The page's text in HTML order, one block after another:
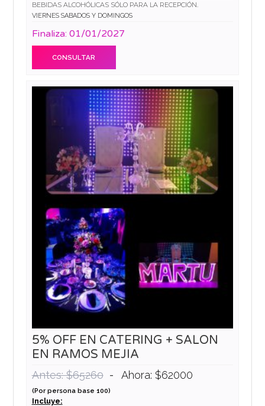
BEBIDAS ALCOHÓLICAS SÓLO PARA LA RECEPCIÓN.
VIERNES SABADOS Y DOMINGOS
Finaliza: 01/01/2027
CONSULTAR
5% OFF EN CATERING + SALON
EN RAMOS MEJIA
Antes: $65260 - Ahora: $62000
(Por persona base 100)
Incluye: